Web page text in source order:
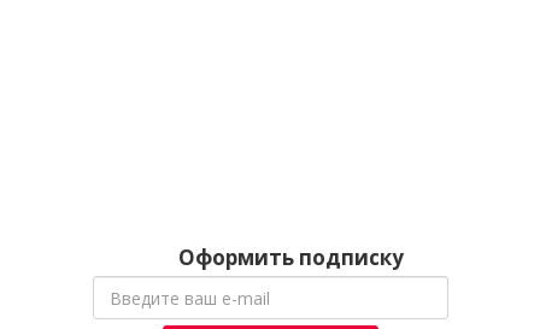
Оформить подписку